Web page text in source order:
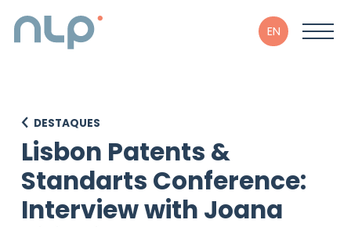
EN
DESTAQUES
Lisbon Patents &
Standarts Conference:
Interview with Joana